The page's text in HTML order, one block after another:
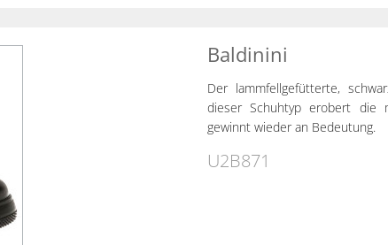
Baldinini
Der lammfellgefütterte,
dieser Schuhtyp erobert die
gewinnt wieder an Bedeutung.
U2B871